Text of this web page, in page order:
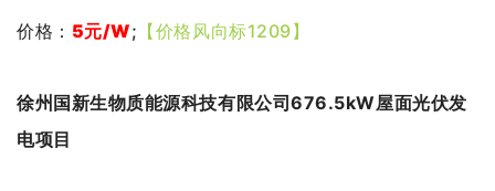
价格： 5元/W; 【价格风向标1209】
徐州国新生物质能源科技有限公司676.5kW屋面光伏发
电项目